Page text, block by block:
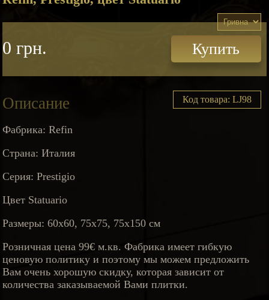
0 грн. Купить
Описание Код товара: LJ98
Фабрика: Refin
Страна: Италия
Серия: Prestigio
Цвет Statuario
Размеры: 60х60, 75х75, 75х150 см
Розничная цена 99€ м.кв. Фабрика имеет гибкую
ценовую политику и поэтому мы можем предложить
Вам очень хорошую скидку, которая зависит от
количества заказываемой Вами плитки.